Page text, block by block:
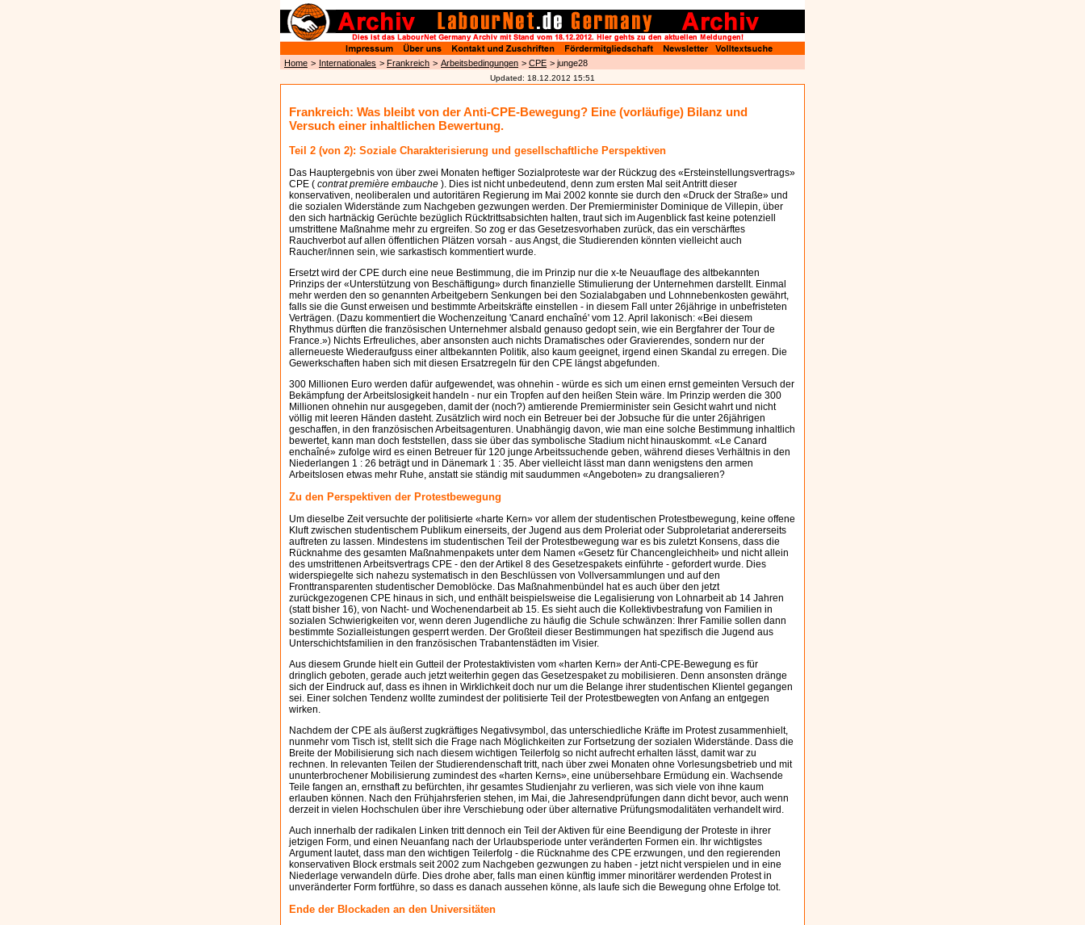
Home > Internationales > Frankreich > Arbeitsbedingungen > CPE > junge28
Updated: 18.12.2012 15:51
Frankreich: Was bleibt von der Anti-CPE-Bewegung? Eine (vorläufige) Bilanz und
Versuch einer inhaltlichen Bewertung.
Teil 2 (von 2): Soziale Charakterisierung und gesellschaftliche Perspektiven
Das Hauptergebnis von über zwei Monaten heftiger Sozialproteste war der Rückzug des «Ersteinstellungsvertrags»
CPE ( contrat première embauche ). Dies ist nicht unbedeutend, denn zum ersten Mal seit Antritt dieser
konservativen, neoliberalen und autoritären Regierung im Mai 2002 konnte sie durch den «Druck der Straße» und
die sozialen Widerstände zum Nachgeben gezwungen werden. Der Premierminister Dominique de Villepin, über
den sich hartnäckig Gerüchte bezüglich Rücktrittsabsichten halten, traut sich im Augenblick fast keine potenziell
umstrittene Maßnahme mehr zu ergreifen. So zog er das Gesetzesvorhaben zurück, das ein verschärftes
Rauchverbot auf allen öffentlichen Plätzen vorsah - aus Angst, die Studierenden könnten vielleicht auch
Raucher/innen sein, wie sarkastisch kommentiert wurde.
Ersetzt wird der CPE durch eine neue Bestimmung, die im Prinzip nur die x-te Neuauflage des altbekannten
Prinzips der «Unterstützung von Beschäftigung» durch finanzielle Stimulierung der Unternehmen darstellt. Einmal
mehr werden den so genannten Arbeitgebern Senkungen bei den Sozialabgaben und Lohnnebenkosten gewährt,
falls sie die Gunst erweisen und bestimmte Arbeitskräfte einstellen - in diesem Fall unter 26jährige in unbefristeten
Verträgen. (Dazu kommentiert die Wochenzeitung 'Canard enchaîné' vom 12. April lakonisch: «Bei diesem
Rhythmus dürften die französischen Unternehmer alsbald genauso gedopt sein, wie ein Bergfahrer der Tour de
France.») Nichts Erfreuliches, aber ansonsten auch nichts Dramatisches oder Gravierendes, sondern nur der
allerneueste Wiederaufguss einer altbekannten Politik, also kaum geeignet, irgend einen Skandal zu erregen. Die
Gewerkschaften haben sich mit diesen Ersatzregeln für den CPE längst abgefunden.
300 Millionen Euro werden dafür aufgewendet, was ohnehin - würde es sich um einen ernst gemeinten Versuch der
Bekämpfung der Arbeitslosigkeit handeln - nur ein Tropfen auf den heißen Stein wäre. Im Prinzip werden die 300
Millionen ohnehin nur ausgegeben, damit der (noch?) amtierende Premierminister sein Gesicht wahrt und nicht
völlig mit leeren Händen dasteht. Zusätzlich wird noch ein Betreuer bei der Jobsuche für die unter 26jährigen
geschaffen, in den französischen Arbeitsagenturen. Unabhängig davon, wie man eine solche Bestimmung inhaltlich
bewertet, kann man doch feststellen, dass sie über das symbolische Stadium nicht hinauskommt. «Le Canard
enchaîné» zufolge wird es einen Betreuer für 120 junge Arbeitssuchende geben, während dieses Verhältnis in den
Niederlangen 1 : 26 beträgt und in Dänemark 1 : 35. Aber vielleicht lässt man dann wenigstens den armen
Arbeitslosen etwas mehr Ruhe, anstatt sie ständig mit saudummen «Angeboten» zu drangsalieren?
Zu den Perspektiven der Protestbewegung
Um dieselbe Zeit versuchte der politisierte «harte Kern» vor allem der studentischen Protestbewegung, keine offene
Kluft zwischen studentischem Publikum einerseits, der Jugend aus dem Proleriat oder Subproletariat andererseits
auftreten zu lassen. Mindestens im studentischen Teil der Protestbewegung war es bis zuletzt Konsens, dass die
Rücknahme des gesamten Maßnahmenpakets unter dem Namen «Gesetz für Chancengleichheit» und nicht allein
des umstrittenen Arbeitsvertrags CPE - den der Artikel 8 des Gesetzespakets einführte - gefordert wurde. Dies
widerspiegelte sich nahezu systematisch in den Beschlüssen von Vollversammlungen und auf den
Fronttransparenten studentischer Demoblöcke. Das Maßnahmenbündel hat es auch über den jetzt
zurückgezogenen CPE hinaus in sich, und enthält beispielsweise die Legalisierung von Lohnarbeit ab 14 Jahren
(statt bisher 16), von Nacht- und Wochenendarbeit ab 15. Es sieht auch die Kollektivbestrafung von Familien in
sozialen Schwierigkeiten vor, wenn deren Jugendliche zu häufig die Schule schwänzen: Ihrer Familie sollen dann
bestimmte Sozialleistungen gesperrt werden. Der Großteil dieser Bestimmungen hat spezifisch die Jugend aus
Unterschichtsfamilien in den französischen Trabantenstädten im Visier.
Aus diesem Grunde hielt ein Gutteil der Protestaktivisten vom «harten Kern» der Anti-CPE-Bewegung es für
dringlich geboten, gerade auch jetzt weiterhin gegen das Gesetzespaket zu mobilisieren. Denn ansonsten dränge
sich der Eindruck auf, dass es ihnen in Wirklichkeit doch nur um die Belange ihrer studentischen Klientel gegangen
sei. Einer solchen Tendenz wollte zumindest der politisierte Teil der Protestbewegten von Anfang an entgegen
wirken.
Nachdem der CPE als äußerst zugkräftiges Negativsymbol, das unterschiedliche Kräfte im Protest zusammenhielt,
nunmehr vom Tisch ist, stellt sich die Frage nach Möglichkeiten zur Fortsetzung der sozialen Widerstände. Dass die
Breite der Mobilisierung sich nach diesem wichtigen Teilerfolg so nicht aufrecht erhalten lässt, damit war zu
rechnen. In relevanten Teilen der Studierendenschaft tritt, nach über zwei Monaten ohne Vorlesungsbetrieb und mit
ununterbrochener Mobilisierung zumindest des «harten Kerns», eine unübersehbare Ermüdung ein. Wachsende
Teile fangen an, ernsthaft zu befürchten, ihr gesamtes Studienjahr zu verlieren, was sich viele von ihne kaum
erlauben können. Nach den Frühjahrsferien stehen, im Mai, die Jahresendprüfungen dann dicht bevor, auch wenn
derzeit in vielen Hochschulen über ihre Verschiebung oder über alternative Prüfungsmodalitäten verhandelt wird.
Auch innerhalb der radikalen Linken tritt dennoch ein Teil der Aktiven für eine Beendigung der Proteste in ihrer
jetzigen Form, und einen Neuanfang nach der Urlaubsperiode unter veränderten Formen ein. Ihr wichtigstes
Argument lautet, dass man den wichtigen Teilerfolg - die Rücknahme des CPE erzwungen, und den regierenden
konservativen Block erstmals seit 2002 zum Nachgeben gezwungen zu haben - jetzt nicht verspielen und in eine
Niederlage verwandeln dürfe. Dies drohe aber, falls man einen künftig immer minoritärer werdenden Protest in
unveränderter Form fortführe, so dass es danach aussehen könne, als laufe sich die Bewegung ohne Erfolge tot.
Ende der Blockaden an den Universitäten